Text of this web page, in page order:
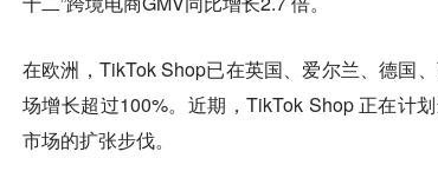
在欧洲，TikTok Shop已在英国、爱尔兰、德国
场增长超过100%。近期，TikTok Shop 正在计
市场的扩张步伐。